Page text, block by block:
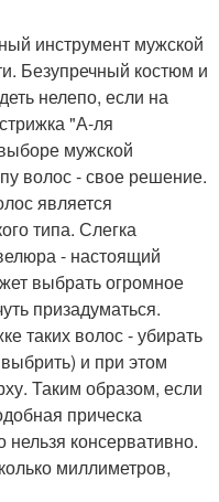
инструмент мужской
Безупречный костюм и
нелепо, если на
"А-ля
мужской
волос - свое решение.
является
типа. Слегка
- настоящий
выбрать огромное
призадуматься.
таких волос - убирать
и при этом
Таким образом, если
прическа
нельзя консервативно.
миллиметров,